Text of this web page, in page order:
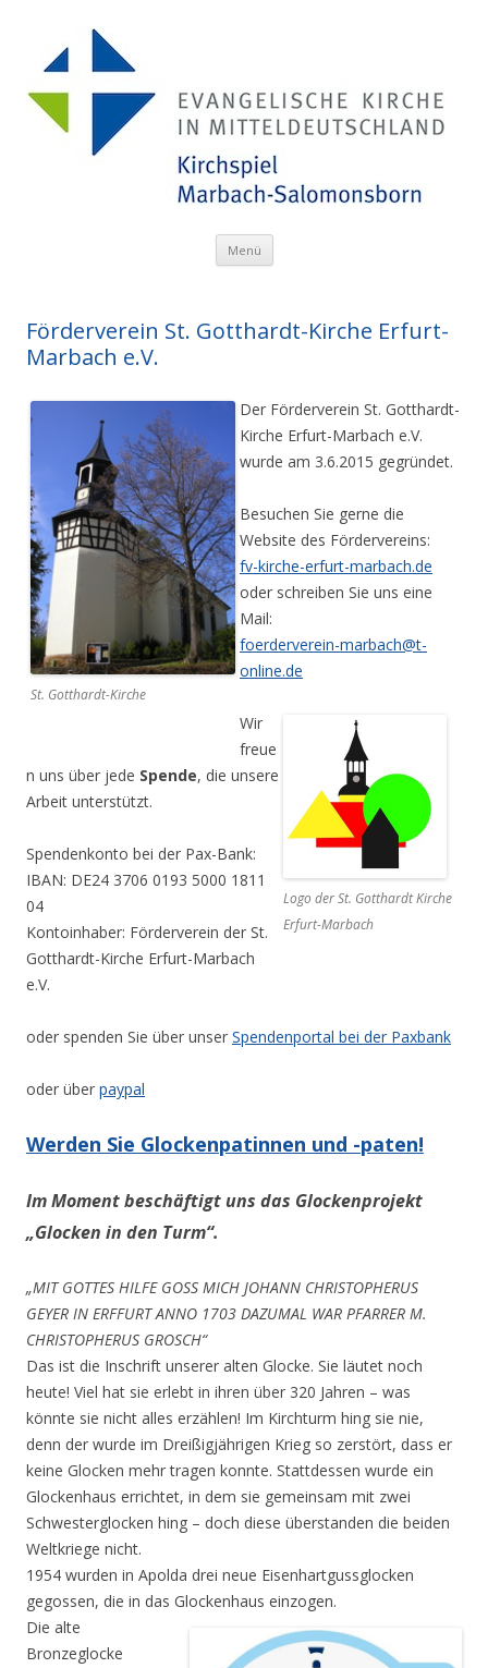
Menü
Förderverein St. Gotthardt-Kirche Erfurt-
Marbach e.V.
St. Gotthardt-Kirche
Der Förderverein St. Gotthardt-
Kirche Erfurt-Marbach e.V.
wurde am 3.6.2015 gegründet.
Besuchen Sie gerne die
Website des Fördervereins:
fv-kirche-erfurt-marbach.de
oder schreiben Sie uns eine
Mail:
foerderverein-marbach@t-
online.de
Logo der St. Gotthardt Kirche
Erfurt-Marbach
Wir
freue
n uns über jede Spende, die unsere
Arbeit unterstützt.
Spendenkonto bei der Pax-Bank:
IBAN: DE24 3706 0193 5000 1811
04
Kontoinhaber: Förderverein der St.
Gotthardt-Kirche Erfurt-Marbach
e.V.
oder spenden Sie über unser Spendenportal bei der Paxbank
oder über paypal
Werden Sie Glockenpatinnen und -paten!
Im Moment beschäftigt uns das Glockenprojekt
„Glocken in den Turm“.
„MIT GOTTES HILFE GOSS MICH JOHANN CHRISTOPHERUS
GEYER IN ERFFURT ANNO 1703 DAZUMAL WAR PFARRER M.
CHRISTOPHERUS GROSCH“
Das ist die Inschrift unserer alten Glocke. Sie läutet noch
heute! Viel hat sie erlebt in ihren über 320 Jahren – was
könnte sie nicht alles erzählen! Im Kirchturm hing sie nie,
denn der wurde im Dreißigjährigen Krieg so zerstört, dass er
keine Glocken mehr tragen konnte. Stattdessen wurde ein
Glockenhaus errichtet, in dem sie gemeinsam mit zwei
Schwesterglocken hing – doch diese überstanden die beiden
Weltkriege nicht.
1954 wurden in Apolda drei neue Eisenhartgussglocken
gegossen, die in das Glockenhaus einzogen.
Die alte
Bronzeglocke